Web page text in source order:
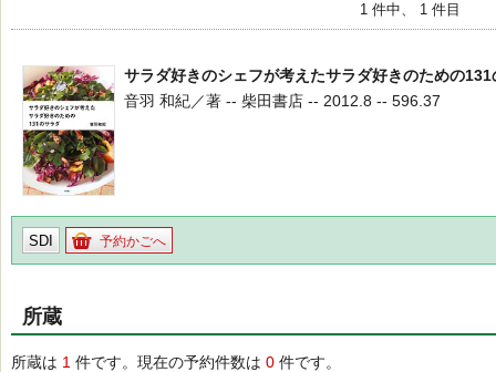
1 件中、 1 件目
サラダ好きのシェフが考えたサラダ好きのための131
音羽 和紀／著 -- 柴田書店 -- 2012.8 -- 596.37
SDI 予約かごへ
所蔵
所蔵は 1 件です。現在の予約件数は 0 件です。